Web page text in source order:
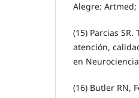
Alegre: Artmed;
(15) Parcias
atención,
en
(16) Butler RN,